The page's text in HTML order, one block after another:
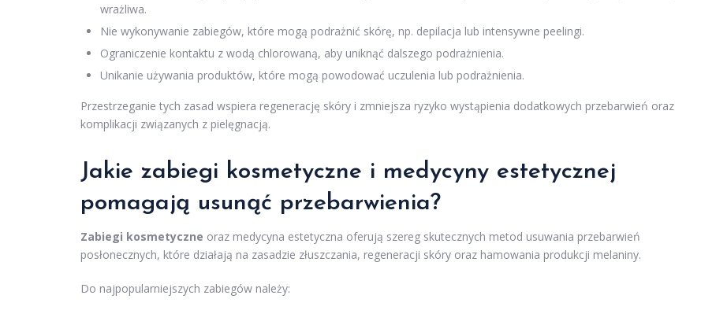
wrażliwa.
Nie wykonywanie zabiegów, które mogą podrażnić skórę, np. depilacja lub intensywne peelingi.
Ograniczenie kontaktu z wodą chlorowaną, aby uniknąć dalszego podrażnienia.
Unikanie używania produktów, które mogą powodować uczulenia lub podrażnienia.
Przestrzeganie tych zasad wspiera regenerację skóry i zmniejsza ryzyko wystąpienia dodatkowych przebarwień oraz
komplikacji związanych z pielęgnacją.
Jakie zabiegi kosmetyczne i medycyny estetycznej
pomagają usunąć przebarwienia?
Zabiegi kosmetyczne oraz medycyna estetyczna oferują szereg skutecznych metod usuwania przebarwień
posłonecznych, które działają na zasadzie złuszczania, regeneracji skóry oraz hamowania produkcji melaniny.
Do najpopularniejszych zabiegów należy: